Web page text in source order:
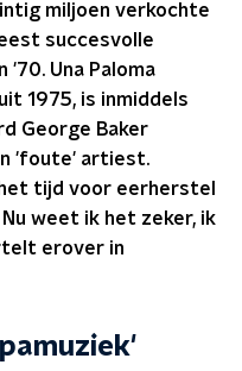
miljoen verkochte
succesvolle
Una Paloma
1975, is inmiddels
George Baker
'foute' artiest.
tijd voor eerherstel
weet ik het zeker, ik
erover in